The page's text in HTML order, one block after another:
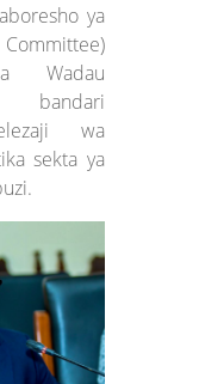
ya
Wadau
bandari
wa
sekta ya